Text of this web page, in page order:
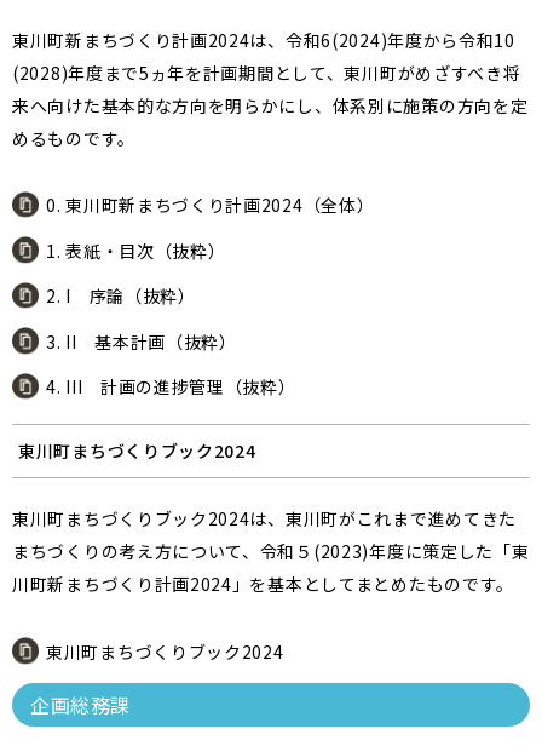
東川町新まちづくり計画2024は、令和6(2024)年度から令和10
(2028)年度まで5ヵ年を計画期間として、東川町がめざすべき将
来へ向けた基本的な方向を明らかにし、体系別に施策の方向を定
めるものです。
0. 東川町新まちづくり計画2024（全体）
1. 表紙・目次（抜粋）
2. I 序論（抜粋）
3. II 基本計画（抜粋）
4. III 計画の進捗管理（抜粋）
東川町まちづくりブック2024
東川町まちづくりブック2024は、東川町がこれまで進めてきた
まちづくりの考え方について、令和５(2023)年度に策定した「東
川町新まちづくり計画2024」を基本としてまとめたものです。
東川町まちづくりブック2024
企画総務課